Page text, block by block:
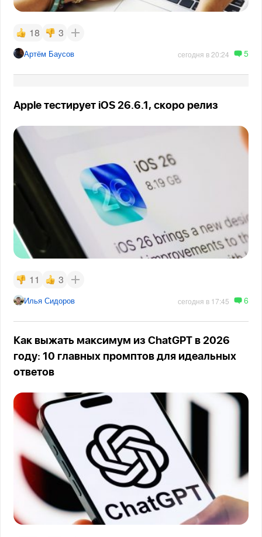
18 3
Артём Баусов сегодня в 20:24 5
Apple тестирует iOS 26.6.1, скоро релиз
11 3
Илья Сидоров сегодня в 17:45 6
Как выжать максимум из ChatGPT в 2026
году: 10 главных промптов для идеальных
ответов